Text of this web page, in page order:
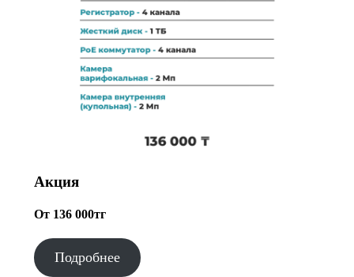
Акция
От 136 000тг
Подробнее